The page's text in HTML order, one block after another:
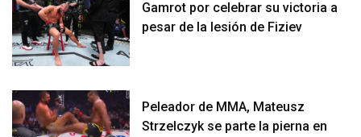
Gamrot por celebrar su victoria a
pesar de la lesión de Fiziev
Peleador de MMA, Mateusz
Strzelczyk se parte la pierna en